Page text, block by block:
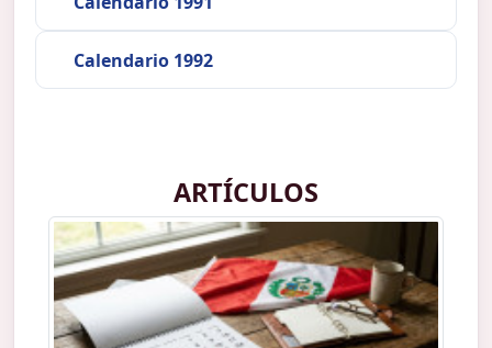
Calendario 1992
ARTÍCULOS